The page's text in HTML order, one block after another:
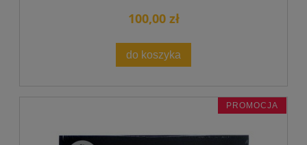
100,00 zł
do koszyka
PROMOCJA